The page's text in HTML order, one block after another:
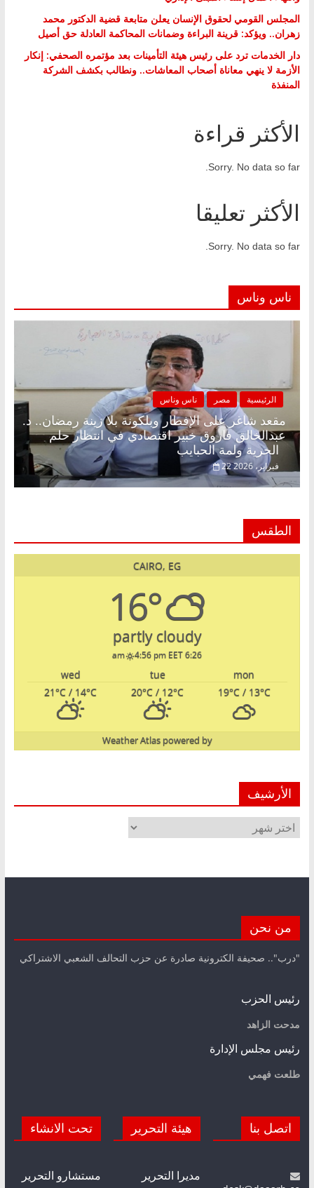
المجلس القومي لحقوق الإنسان يعلن متابعة قضية الدكتور محمد
زهران.. ويؤكد: قرينة البراءة وضمانات المحاكمة العادلة حق أصيل
دار الخدمات ترد على رئيس هيئة التأمينات بعد مؤتمره الصحفي: إنكار
الأزمة لا ينهي معاناة أصحاب المعاشات.. ونطالب بكشف الشركة
المنفذة
الأكثر قراءة
Sorry. No data so far.
الأكثر تعليقا
Sorry. No data so far.
ناس وناس
الرئيسية مصر ناس وناس
مقعد شاغر على الإفطار وبلكونة بلا زينة رمضان.. د.
عبدالخالق فاروق خبير اقتصادي في انتظار حلم
22 فبراير، 2026
الطقس
CAIRO, EG
16°
partly cloudy
6:26 am
4:56 pm EET
mon
tue
wed
19°C/ 13°C
20°C / 12°C
21°C / 14°C
powered by
Weather Atlas
الأرشيف
الأرشيف
من نحن
"درب".. صحيفة الكترونية صادرة عن حزب التحالف الشعبي الاشتراكي
رئيس الحزب
مدحت الزاهد
رئيس مجلس الإدارة
طلعت فهمي
اتصل بنا هيئة التحرير
مديرا التحرير
تحت الانشاء
مستشارو التحرير